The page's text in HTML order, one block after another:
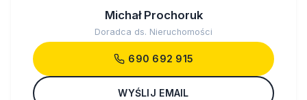
Michał Prochoruk
Doradca ds. Nieruchomości
690 692 915
WYŚLIJ EMAIL